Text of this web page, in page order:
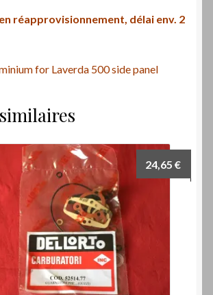
réapprovisionnement, délai env. 2
for Laverda 500 side panel
24,65€